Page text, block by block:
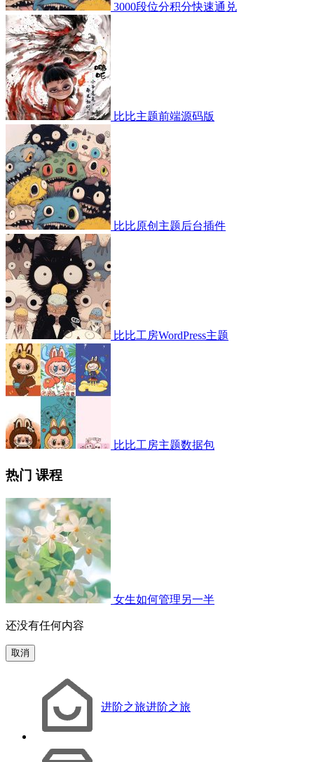
3000段位分积分快速通兑
比比主题前端源码版
比比原创主题后台插件
比比工房WordPress主题
比比工房主题数据包
热门 课程
女生如何管理另一半
还没有任何内容
取消
进阶之旅进阶之旅